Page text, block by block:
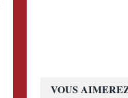
VOUS